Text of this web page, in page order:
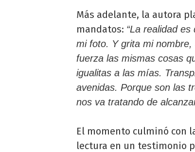
Más adelante, la autora
mandatos: “La realidad
mi foto. Y grita mi
fuerza las mismas cosas
igualitas a las mías.
avenidas. Porque son las
nos va tratando de
El momento culminó con
lectura en un testimonio